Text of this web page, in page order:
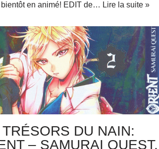
en animé! EDIT de… Lire la suite »
DU NAIN:
– SAMURAI QUEST,